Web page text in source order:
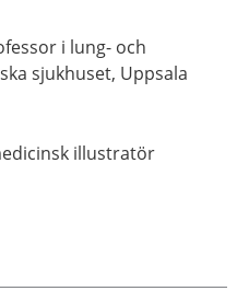
i lung- och
sjukhuset, Uppsala
illustratör